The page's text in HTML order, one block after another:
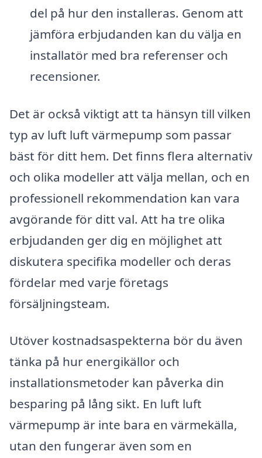
del på hur den installeras. Genom att
jämföra erbjudanden kan du välja en
installatör med bra referenser och
recensioner.
Det är också viktigt att ta hänsyn till vilken
typ av luft luft värmepump som passar
bäst för ditt hem. Det finns flera alternativ
och olika modeller att välja mellan, och en
professionell rekommendation kan vara
avgörande för ditt val. Att ha tre olika
erbjudanden ger dig en möjlighet att
diskutera specifika modeller och deras
fördelar med varje företags
försäljningsteam.
Utöver kostnadsaspekterna bör du även
tänka på hur energikällor och
installationsmetoder kan påverka din
besparing på lång sikt. En luft luft
värmepump är inte bara en värmekälla,
utan den fungerar även som en